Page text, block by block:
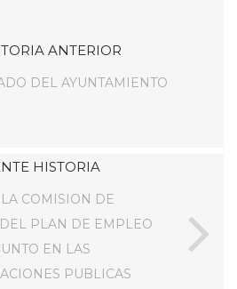
ANTERIOR
DEL AYUNTAMIENTO
HISTORIA
COMISION DE
PLAN DE EMPLEO
EN LAS
PUBLICAS